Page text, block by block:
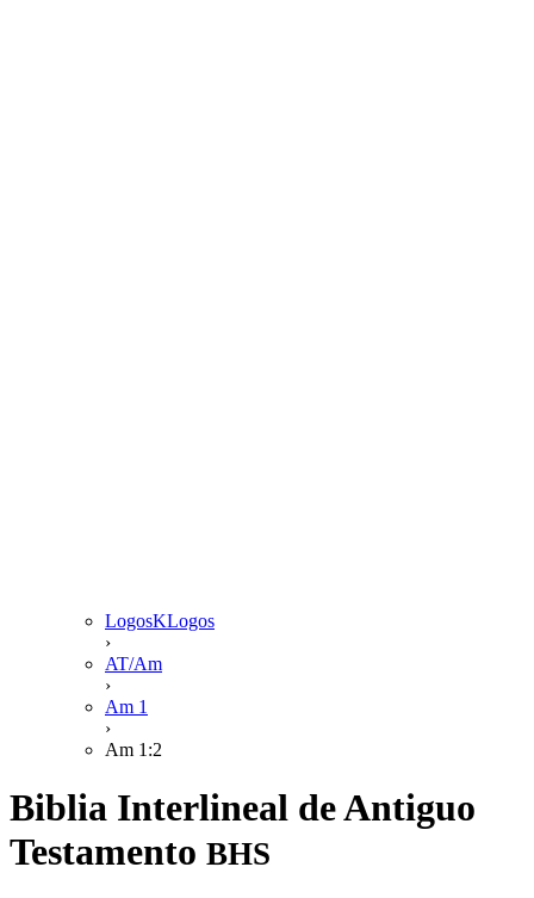
LogosKLogos
›
AT/Am
›
Am 1
›
Am 1:2
Biblia Interlineal de Antiguo
Testamento BHS